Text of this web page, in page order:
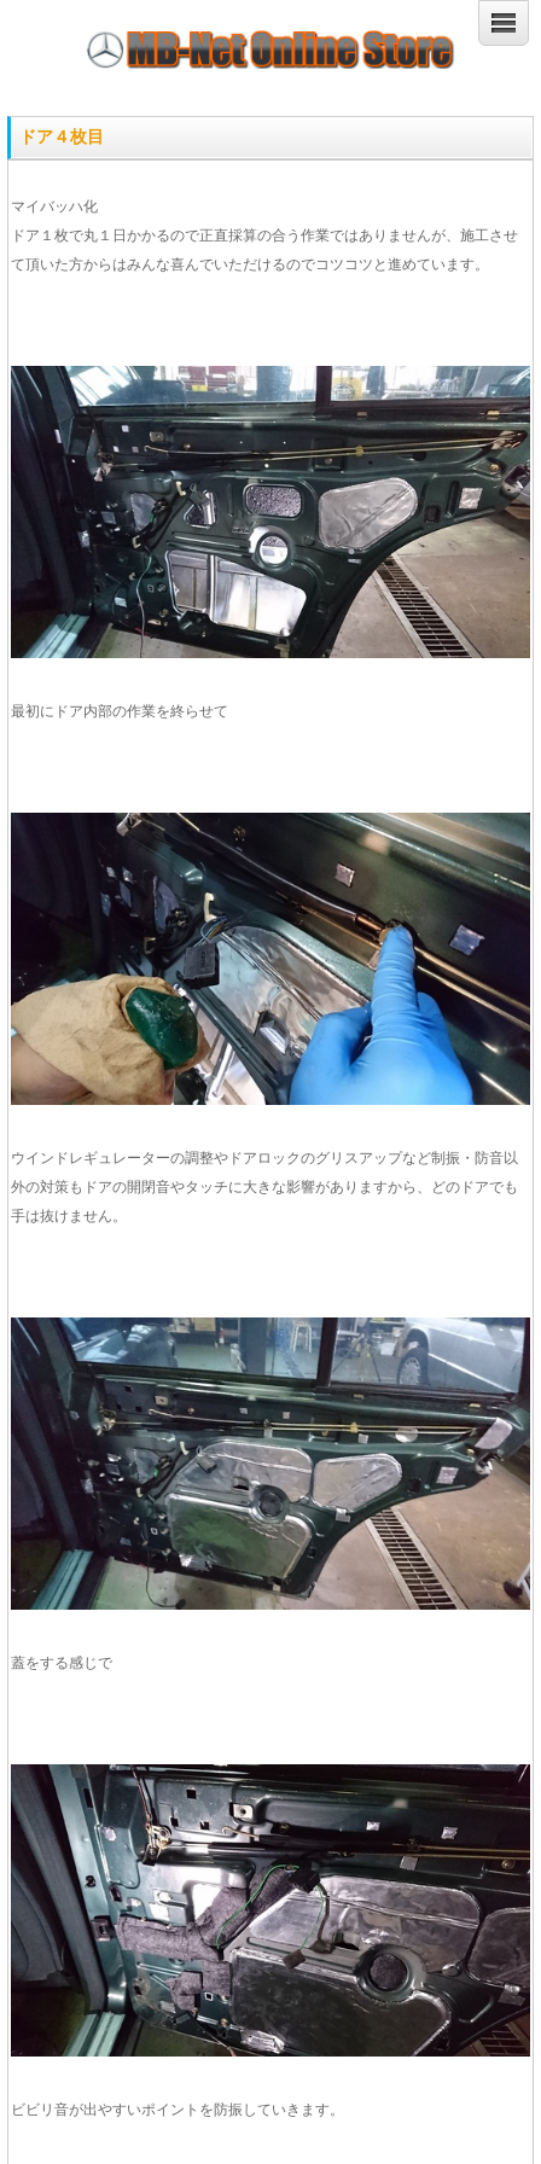
ドア４枚目
マイバッハ化
ドア１枚で丸１日かかるので正直採算の合う作業ではありませんが、施工させ
て頂いた方からはみんな喜んでいただけるのでコツコツと進めています。
最初にドア内部の作業を終らせて
ウインドレギュレーターの調整やドアロックのグリスアップなど制振・防音以
外の対策もドアの開閉音やタッチに大きな影響がありますから、どのドアでも
手は抜けません。
蓋をする感じで
ビビリ音が出やすいポイントを防振していきます。